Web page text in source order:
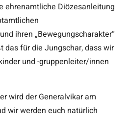
ehrenamtliche Diözesanleitung
ihren „Bewegungscharakter“
das für die Jungschar, dass wir
und -gruppenleiter/innen
wird der Generalvikar am
wir werden euch natürlich